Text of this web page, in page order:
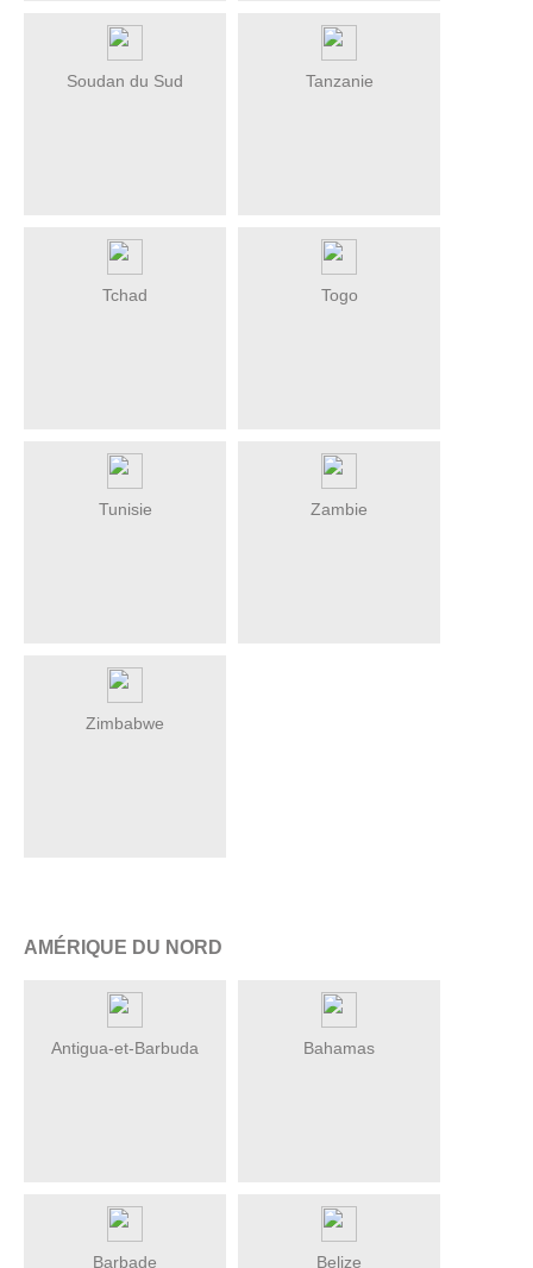
Soudan du Sud Tanzanie
Tchad Togo
Tunisie Zambie
Zimbabwe
AMÉRIQUE DU NORD
Antigua-et-Barbuda Bahamas
Barbade Belize